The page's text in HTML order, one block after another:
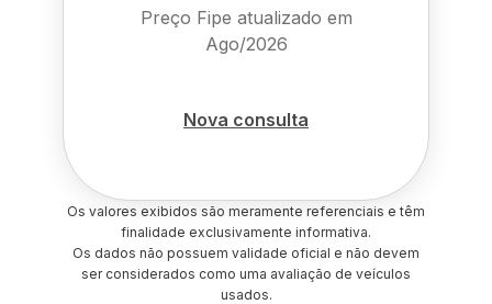
Preço Fipe atualizado em
Ago/2026
Nova consulta
Os valores exibidos são meramente referenciais e têm
finalidade exclusivamente informativa.
Os dados não possuem validade oficial e não devem
ser considerados como uma avaliação de veículos
usados.